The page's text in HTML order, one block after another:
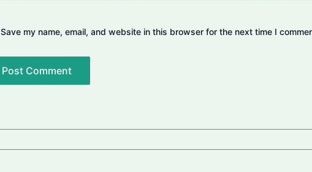
Save my name, email, and website in this browser for the next time I